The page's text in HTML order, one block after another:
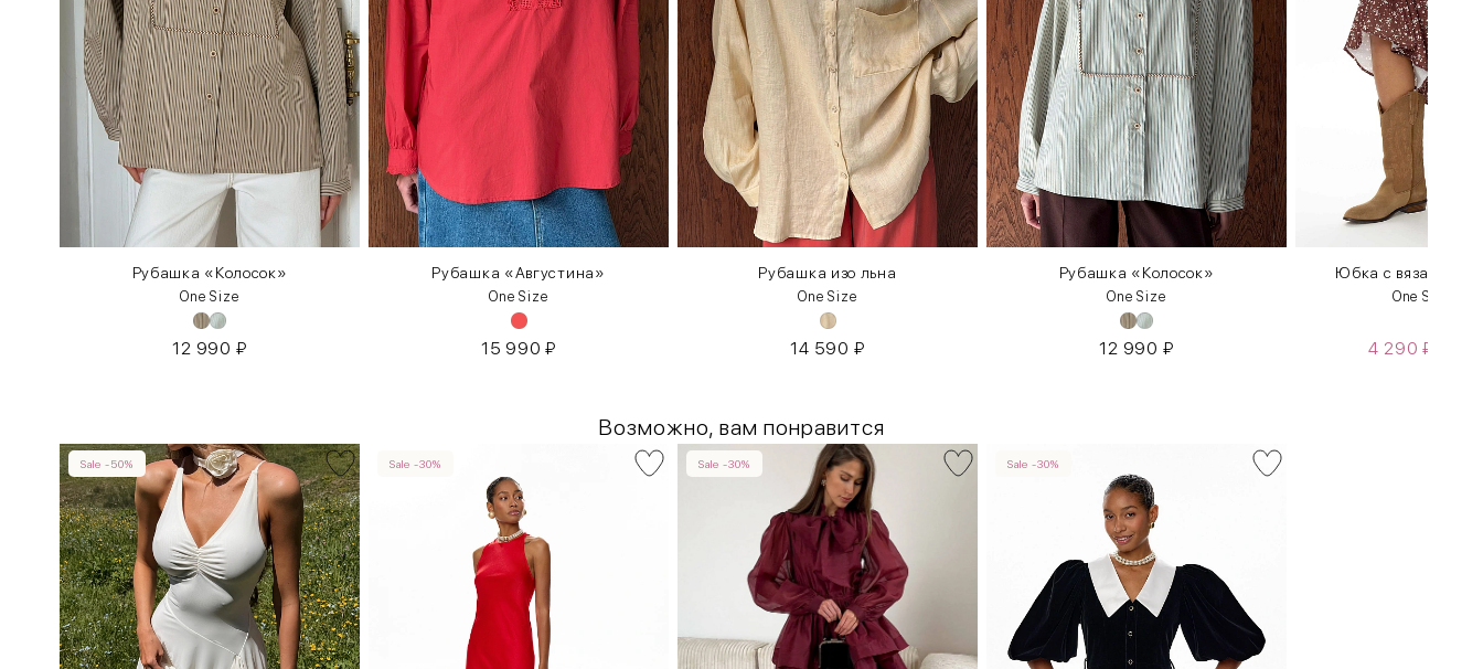
Рубашка «Колосок»
One Size
12 990 ₽
Рубашка «Августина»
One Size
15 990₽
Рубашка изо льна
One Size
14 590 ₽
Рубашка «Колосок»
One Size
12 990 ₽
Юбка с вязаными
One Size
4 290₽
Возможно, вам понравится
Sale -50% Sale -30% Sale -30% Sale -30%